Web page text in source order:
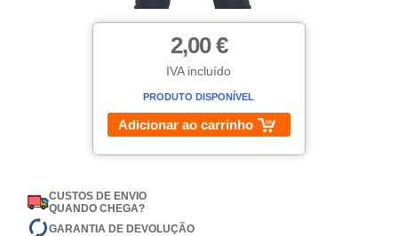
2,00 €
IVA incluído
PRODUTO DISPONÍVEL
Adicionar ao carrinho
CUSTOS DE ENVIO
QUANDO CHEGA?
GARANTIA DE DEVOLUÇÃO